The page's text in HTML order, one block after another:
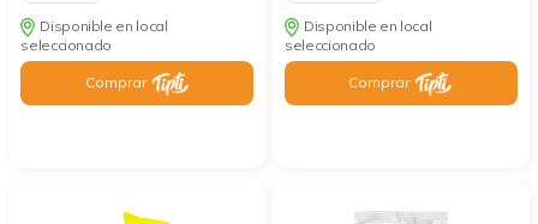
Disponible en local
seleccionado
Comprar
Disponible en local
seleccionado
Comprar